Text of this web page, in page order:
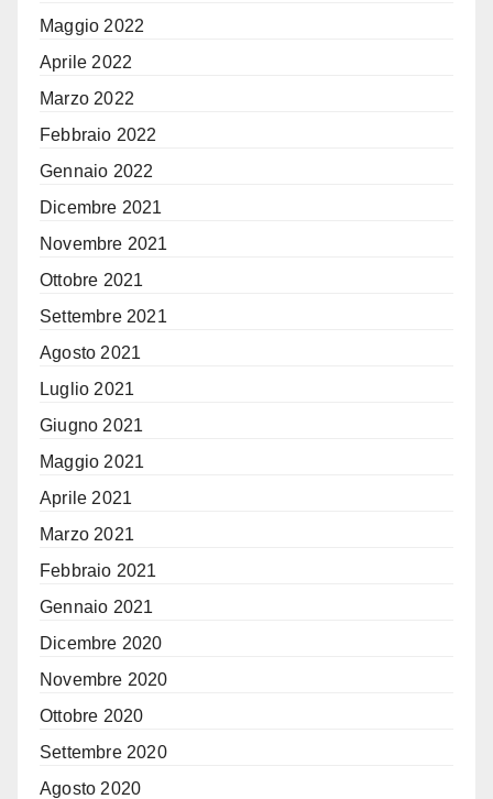
Maggio 2022
Aprile 2022
Marzo 2022
Febbraio 2022
Gennaio 2022
Dicembre 2021
Novembre 2021
Ottobre 2021
Settembre 2021
Agosto 2021
Luglio 2021
Giugno 2021
Maggio 2021
Aprile 2021
Marzo 2021
Febbraio 2021
Gennaio 2021
Dicembre 2020
Novembre 2020
Ottobre 2020
Settembre 2020
Agosto 2020